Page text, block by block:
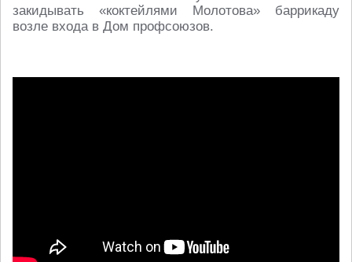
закидывать «коктейлями Молотова» баррикаду
возле входа в Дом профсоюзов.